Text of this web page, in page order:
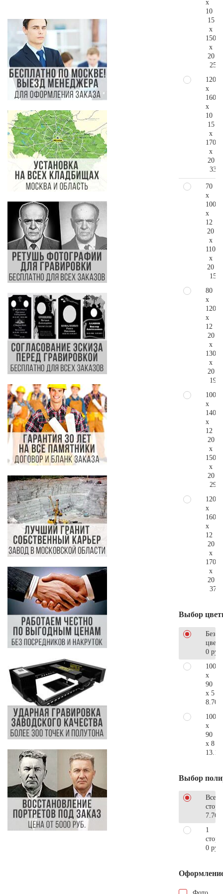
x
10
15
x
150
x
20
120
x
160
x
10
15
x
170
x
20
70
x
100
x
12
20
x
110
x
20
80
x
120
x
12
20
x
130
x
20
100
x
140
x
12
20
x
150
x
20
120
x
160
x
12
20
x
170
x
20
Выбор
Без
0 руб.
100
x
90
x 5
100
x
90
x 8
Выбор
Все
1
0 руб.